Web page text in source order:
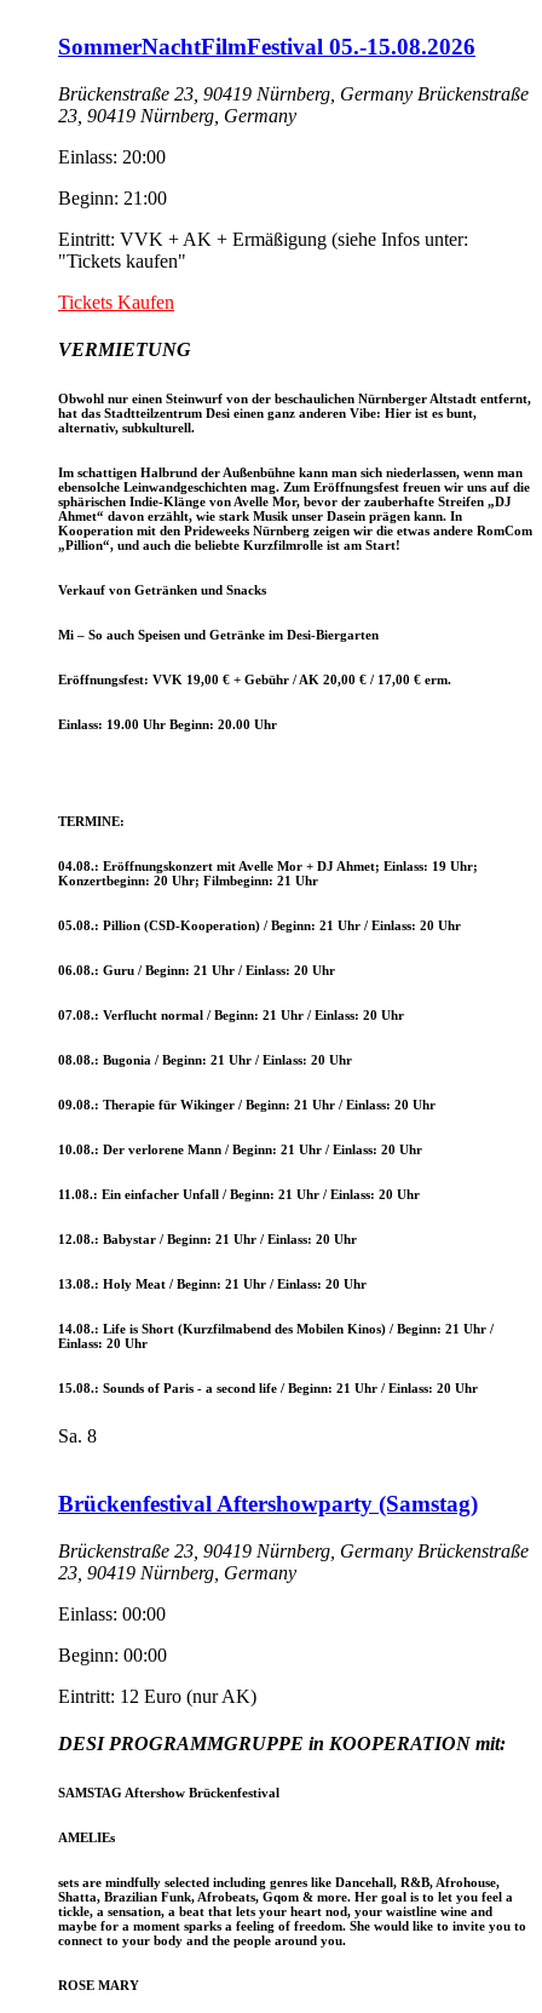
SommerNachtFilmFestival 05.-15.08.2026
Brückenstraße 23, 90419 Nürnberg, Germany Brückenstraße
23, 90419 Nürnberg, Germany
Einlass: 20:00
Beginn: 21:00
Eintritt: VVK + AK + Ermäßigung (siehe Infos unter:
"Tickets kaufen"
Tickets Kaufen
VERMIETUNG
Obwohl nur einen Steinwurf von der beschaulichen Nürnberger Altstadt entfernt,
hat das Stadtteilzentrum Desi einen ganz anderen Vibe: Hier ist es bunt,
alternativ, subkulturell.
Im schattigen Halbrund der Außenbühne kann man sich niederlassen, wenn man
ebensolche Leinwandgeschichten mag. Zum Eröffnungsfest freuen wir uns auf die
sphärischen Indie-Klänge von Avelle Mor, bevor der zauberhafte Streifen „DJ
Ahmet“ davon erzählt, wie stark Musik unser Dasein prägen kann. In
Kooperation mit den Prideweeks Nürnberg zeigen wir die etwas andere RomCom
„Pillion“, und auch die beliebte Kurzfilmrolle ist am Start!
Verkauf von Getränken und Snacks
Mi – So auch Speisen und Getränke im Desi-Biergarten
Eröffnungsfest: VVK 19,00 € + Gebühr / AK 20,00 € / 17,00 € erm.
Einlass: 19.00 Uhr Beginn: 20.00 Uhr
TERMINE:
04.08.: Eröffnungskonzert mit Avelle Mor + DJ Ahmet; Einlass: 19 Uhr;
Konzertbeginn: 20 Uhr; Filmbeginn: 21 Uhr
05.08.: Pillion (CSD-Kooperation) / Beginn: 21 Uhr / Einlass: 20 Uhr
06.08.: Guru / Beginn: 21 Uhr / Einlass: 20 Uhr
07.08.: Verflucht normal / Beginn: 21 Uhr / Einlass: 20 Uhr
08.08.: Bugonia / Beginn: 21 Uhr / Einlass: 20 Uhr
09.08.: Therapie für Wikinger / Beginn: 21 Uhr / Einlass: 20 Uhr
10.08.: Der verlorene Mann / Beginn: 21 Uhr / Einlass: 20 Uhr
11.08.: Ein einfacher Unfall / Beginn: 21 Uhr / Einlass: 20 Uhr
12.08.: Babystar / Beginn: 21 Uhr / Einlass: 20 Uhr
13.08.: Holy Meat / Beginn: 21 Uhr / Einlass: 20 Uhr
14.08.: Life is Short (Kurzfilmabend des Mobilen Kinos) / Beginn: 21 Uhr /
Einlass: 20 Uhr
15.08.: Sounds of Paris - a second life / Beginn: 21 Uhr / Einlass: 20 Uhr
Sa. 8
Brückenfestival Aftershowparty (Samstag)
Brückenstraße 23, 90419 Nürnberg, Germany Brückenstraße
23, 90419 Nürnberg, Germany
Einlass: 00:00
Beginn: 00:00
Eintritt: 12 Euro (nur AK)
DESI PROGRAMMGRUPPE in KOOPERATION mit:
SAMSTAG Aftershow Brückenfestival
AMELIEs
sets are mindfully selected including genres like Dancehall, R&B, Afrohouse,
Shatta, Brazilian Funk, Afrobeats, Gqom & more. Her goal is to let you feel a
tickle, a sensation, a beat that lets your heart nod, your waistline wine and
maybe for a moment sparks a feeling of freedom. She would like to invite you to
connect to your body and the people around you.
ROSE MARY